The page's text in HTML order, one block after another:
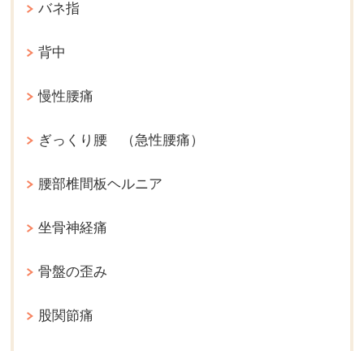
バネ指
背中
慢性腰痛
ぎっくり腰 （急性腰痛）
腰部椎間板ヘルニア
坐骨神経痛
骨盤の歪み
股関節痛